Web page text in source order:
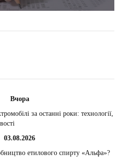
Вчора
за останні роки: технології,
03.08.2026
етилового спирту «Альфа»?